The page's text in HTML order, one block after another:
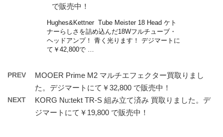
で販売中！
Hughes&Kettner Tube Meister 18 Head ケト
ナーらしさを詰め込んだ18Wフルチューブ・
ヘッドアンプ！ 青く光ります！ デジマートに
て￥42,800で …
PREV
MOOER Prime M2 マルチエフェクター買取りまし
た。デジマートにて￥32,800 で販売中！
NEXT
KORG Nu:tekt TR-S 組み立て済み 買取りました。デ
ジマートにて￥19,800 で販売中！